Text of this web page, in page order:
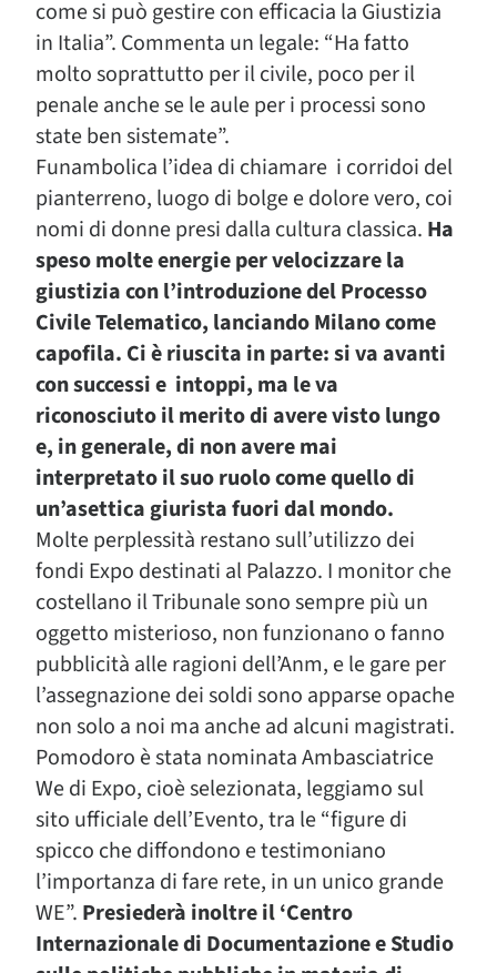
come si può gestire con efficacia la Giustizia
in Italia”. Commenta un legale: “Ha fatto
molto soprattutto per il civile, poco per il
penale anche se le aule per i processi sono
state ben sistemate”.
Funambolica l’idea di chiamare i corridoi del
pianterreno, luogo di bolge e dolore vero, coi
nomi di donne presi dalla cultura classica. Ha
speso molte energie per velocizzare la
giustizia con l’introduzione del Processo
Civile Telematico, lanciando Milano come
capofila. Ci è riuscita in parte: si va avanti
con successi e intoppi, ma le va
riconosciuto il merito di avere visto lungo
e, in generale, di non avere mai
interpretato il suo ruolo come quello di
un’asettica giurista fuori dal mondo.
Molte perplessità restano sull’utilizzo dei
fondi Expo destinati al Palazzo. I monitor che
costellano il Tribunale sono sempre più un
oggetto misterioso, non funzionano o fanno
pubblicità alle ragioni dell’Anm, e le gare per
l’assegnazione dei soldi sono apparse opache
non solo a noi ma anche ad alcuni magistrati.
Pomodoro è stata nominata Ambasciatrice
We di Expo, cioè selezionata, leggiamo sul
sito ufficiale dell’Evento, tra le “figure di
spicco che diffondono e testimoniano
l’importanza di fare rete, in un unico grande
WE”. Presiederà inoltre il ‘Centro
Internazionale di Documentazione e Studio